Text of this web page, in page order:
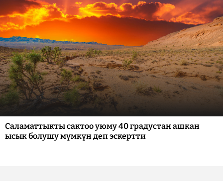
Саламаттыкты сактоо уюму 40 градустан ашкан
ысык болушу мүмкүн деп эскертти